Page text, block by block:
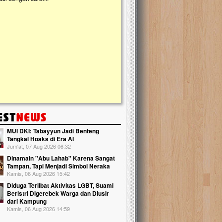
kanak Islam Terpadu (TKIT) An Najjah
Gedung Majelis Taklim di Jonggol,...
MUI DKI: Tabayyun Jadi Benteng
Tangkal Hoaks di Era AI
Jum'at, 07 Aug 2026 06:32
Dinamain ''Abu Lahab'' Karena Sangat
Tampan, Tapi Menjadi Simbol Neraka
Kamis, 06 Aug 2026 15:42
Diduga Terlibat Aktivitas LGBT, Suami
Beristri Digerebek Warga dan Diusir
dari Kampung
Kamis, 06 Aug 2026 14:59